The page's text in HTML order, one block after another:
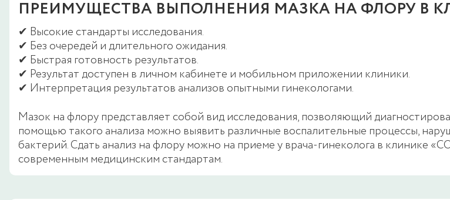
ПРЕИМУЩЕСТВА ВЫПОЛНЕНИЯ МАЗКА НА ФЛОРУ В
✔ Высокие стандарты исследования.
✔ Без очередей и длительного ожидания.
✔ Быстрая готовность результатов.
✔ Результат доступен в личном кабинете и мобильном приложении клиники.
✔ Интерпретация результатов анализов опытными гинекологами.
Мазок на флору представляет собой вид исследования, позволяющий
помощью такого анализа можно выявить различные воспалительные процессы,
бактерий. Сдать анализ на флору можно на приеме у врача-гинеколога в клинике
современным медицинским стандартам.